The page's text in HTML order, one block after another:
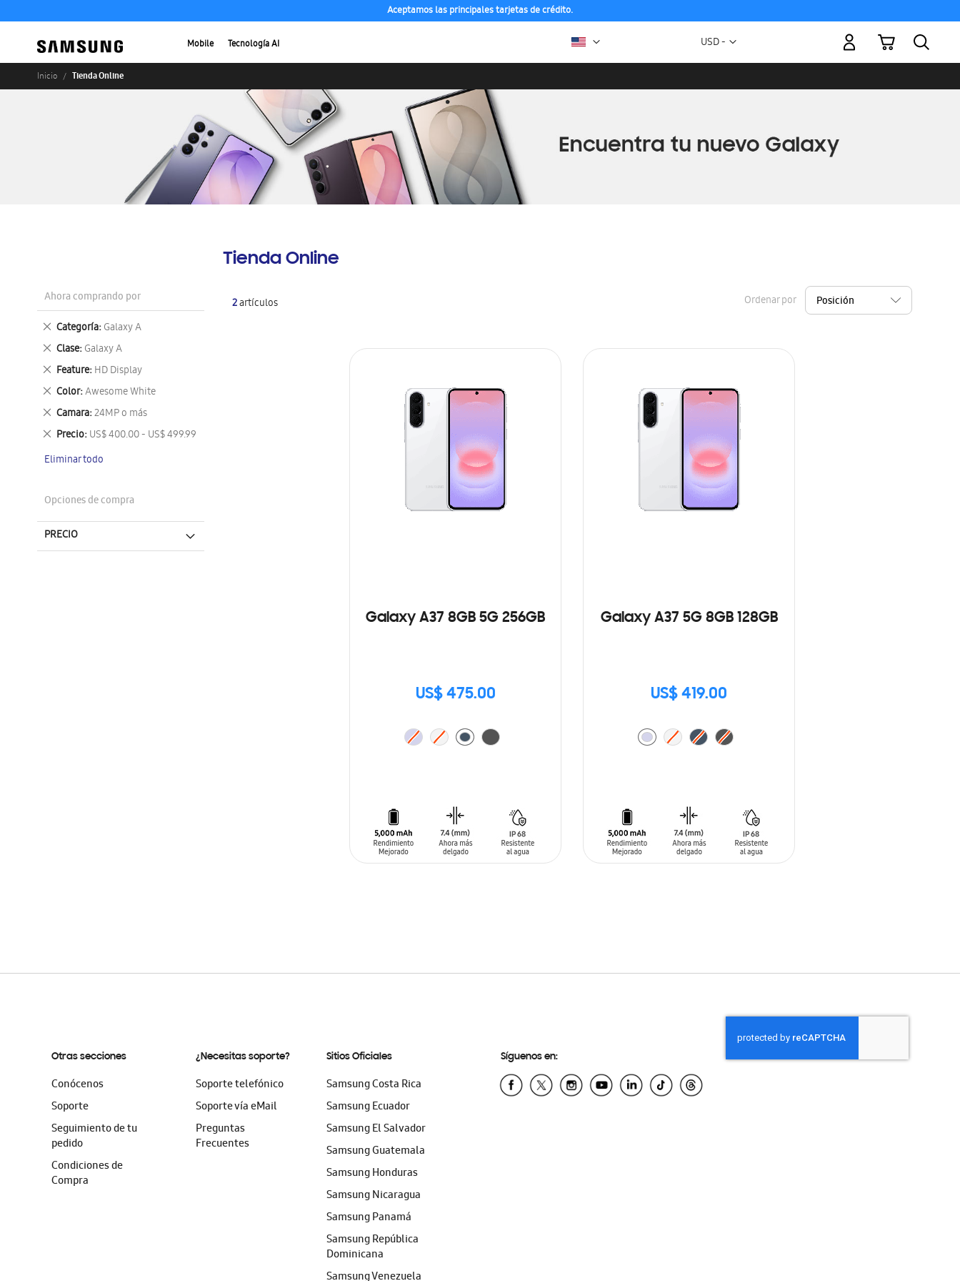
Aceptamos las principales tarjetas de crédito.
Mobile Tecnología AI Moneda
USD -
Mi carrito
Inicio Tienda Online
Tienda Online
2artículos Ordenar por
Galaxy A37 8GB 5G 256GB
US$ 475.00
Galaxy A37 5G 8GB 128GB
US$ 419.00
Ahora comprando por
Categoría Galaxy A
Eliminar
este
artículo
Clase Galaxy A
Eliminar
este
artículo
Feature HD Display
Eliminar
este
artículo
Color Awesome White
Eliminar
este
artículo
Camara 24MP o más
Eliminar
este
artículo
Precio US$ 400.00 - US$ 499.99
Eliminar
artículo
Eliminar todo
Opciones de compra
PRECIO
Otras secciones
Conócenos
Soporte
Seguimiento de tu
pedido
Condiciones de
Compra
¿Necesitas soporte?
Soporte telefónico
Soporte vía eMail
Preguntas
Frecuentes
Sitios Oficiales
Samsung Costa Rica
Samsung Ecuador
Samsung El Salvador
Samsung Guatemala
Samsung Honduras
Samsung Nicaragua
Samsung Panamá
Samsung República
Dominicana
Samsung Venezuela
Síguenos en: